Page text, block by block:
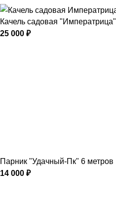
Качель садовая "Императрица"
25 000 ₽
Парник "Удачный-Пк" 6 метров
14 000 ₽